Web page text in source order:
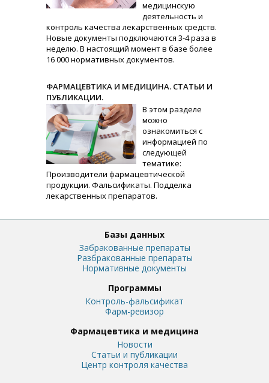
медицинскую
деятельность и
контроль качества лекарственных средств.
Новые документы подключаются 3-4 раза в
неделю. В настоящий момент в базе более
16 000 нормативных документов.
ФАРМАЦЕВТИКА И МЕДИЦИНА. СТАТЬИ И
ПУБЛИКАЦИИ.
В этом разделе
можно
ознакомиться с
информацией по
следующей
тематике:
Производители фармацевтической
продукции. Фальсификаты. Подделка
лекарственных препаратов.
Базы данных
Забракованные препараты
Разбракованные препараты
Нормативные документы
Программы
Контроль-фальсификат
Фарм-ревизор
Фармацевтика и медицина
Новости
Статьи и публикации
Центр контроля качества